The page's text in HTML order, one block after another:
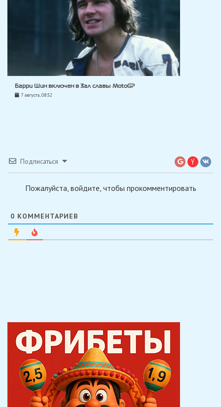
Барри Шин включен в Зал славы MotoGP
7 августа, 08:52
Подписаться
Пожалуйста, войдите, чтобы прокомментировать
0 КОММЕНТАРИЕВ